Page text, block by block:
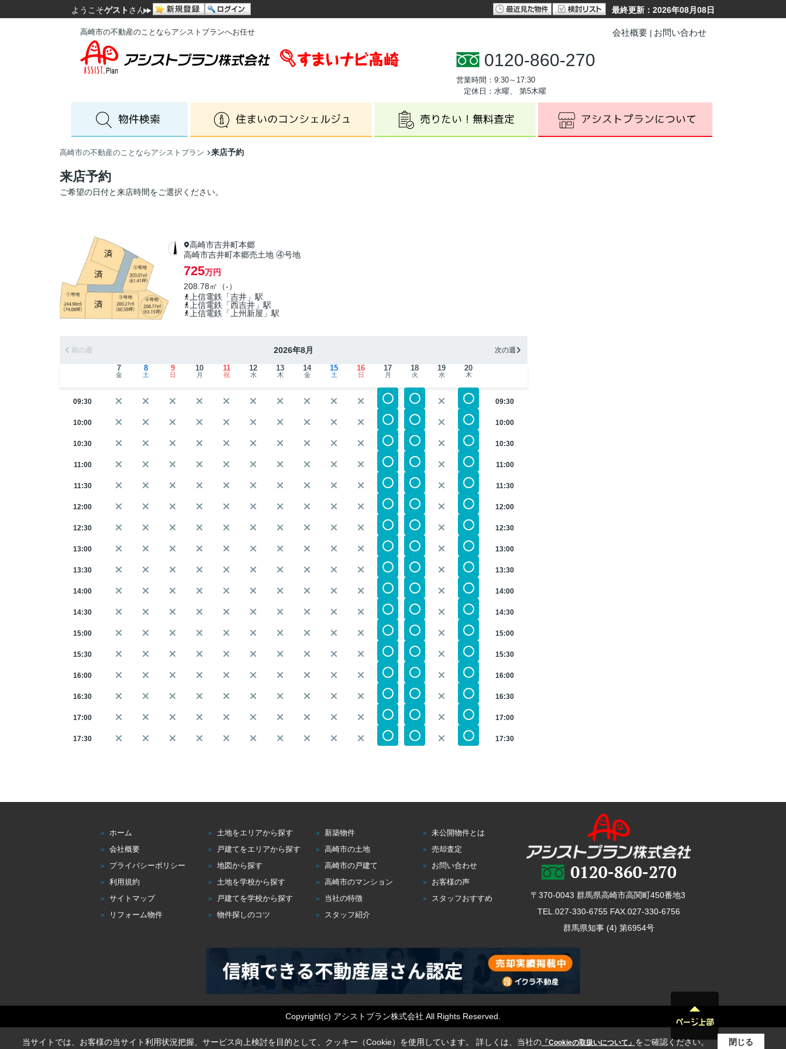
ようこそゲスト さん 最終更新：2026年08月08日
高崎市の不動産のことならアシストプランへお任せ 会社概要 お問い合わせ
0120-860-270
営業時間：9:30～17:30
定休日：水曜、 第5木曜
高崎市の不動産のことならアシストプラン 来店予約
来店予約
ご希望の日付と来店時間をご選択ください。
高崎市吉井町本郷
高崎市吉井町本郷売土地 ④号地
725万円
208.78㎡（-）
上信電鉄「吉井」駅
上信電鉄「西吉井」駅
上信電鉄「上州新屋」駅
前の週 2026年8月 次の週
7
金
8
土
9
日
10
月
11
祝
12
水
13
木
14
金
15
土
16
日
17
月
18
火
19
水
20
木
09:30 09:30
10:00 10:00
10:30 10:30
11:00 11:00
11:30 11:30
12:00 12:00
12:30 12:30
13:00 13:00
13:30 13:30
14:00 14:00
14:30 14:30
15:00 15:00
15:30 15:30
16:00 16:00
16:30 16:30
17:00 17:00
17:30 17:30
ホーム 土地をエリアから探す 新築物件
未公開物件とは
会社概要
戸建てをエリアから探す 高崎市の土地
売却査定
プライバシーポリシー
地図から探す 高崎市の戸建て
お問い合わせ
利用規約
土地を学校から探す 高崎市のマンション
お客様の声
サイトマップ
戸建てを学校から探す 当社の特徴
スタッフおすすめ
リフォーム物件
物件探しのコツ スタッフ紹介
〒370-0043 群馬県高崎市高関町450番地3
TEL.027-330-6755 FAX.027-330-6756
群馬県知事 (4) 第6954号
Copyright(c) アシストプラン株式会社 All Rights Reserved.
当サイトでは、お客様の当サイト利用状況把握、サービス向上検討を目的として、クッキー（Cookie）を使用しています。 詳しくは、当社の「Cookieの取扱いについて」 をご確認ください。 閉じる